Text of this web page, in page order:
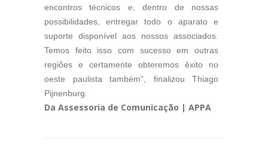
encontros técnicos e, dentro de nossas
possibilidades, entregar todo o aparato e
suporte disponível aos nossos associados.
Temos feito isso com sucesso em outras
regiões e certamente obteremos êxito no
oeste paulista também”, finalizou Thiago
Pijnenburg.
Da Assessoria de Comunicação | APPA